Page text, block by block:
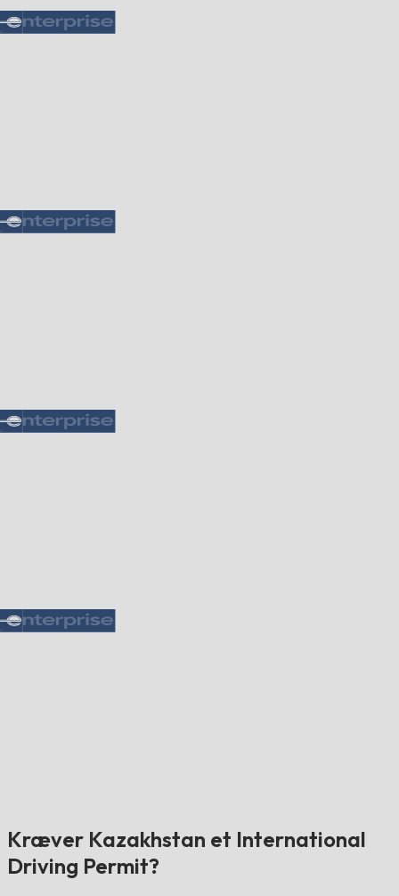
Kræver Kazakhstan et International
Driving Permit?